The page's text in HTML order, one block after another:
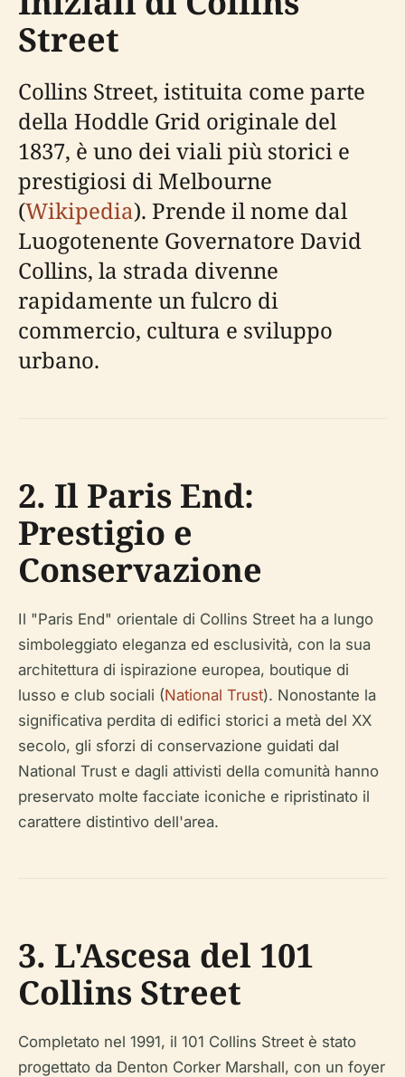
Street
Collins Street, istituita come parte
della Hoddle Grid originale del
1837, è uno dei viali più storici e
prestigiosi di Melbourne
(Wikipedia). Prende il nome dal
Luogotenente Governatore David
Collins, la strada divenne
rapidamente un fulcro di
commercio, cultura e sviluppo
urbano.
2. Il Paris End:
Prestigio e
Conservazione
Il "Paris End" orientale di Collins Street ha a lungo
simboleggiato eleganza ed esclusività, con la sua
architettura di ispirazione europea, boutique di
lusso e club sociali (National Trust). Nonostante la
significativa perdita di edifici storici a metà del XX
secolo, gli sforzi di conservazione guidati dal
National Trust e dagli attivisti della comunità hanno
preservato molte facciate iconiche e ripristinato il
carattere distintivo dell'area.
3. L'Ascesa del 101
Collins Street
Completato nel 1991, il 101 Collins Street è stato
progettato da Denton Corker Marshall, con un foyer